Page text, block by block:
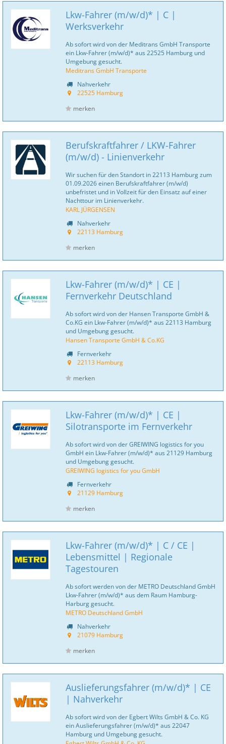
Lkw-Fahrer (m/w/d)* | C |
Werksverkehr
Ab sofort wird von der Meditrans GmbH Transporte
ein Lkw-Fahrer (m/w/d)* aus 22525 Hamburg und
Umgebung gesucht.
Meditrans GmbH Transporte
Nahverkehr
22525 Hamburg
merken
Berufskraftfahrer / LKW-Fahrer
(m/w/d) - Linienverkehr
Wir suchen für den Standort in 22113 Hamburg zum
01.09.2026 einen Berufskraftfahrer (m/w/d)
unbefristet und in Vollzeit für den Einsatz auf einer
Nachttour im Linienverkehr.
KARL JÜRGENSEN
Nahverkehr
22113 Hamburg
merken
Lkw-Fahrer (m/w/d)* | CE |
Fernverkehr Deutschland
Ab sofort wird von der Hansen Transporte GmbH &
Co.KG ein Lkw-Fahrer (m/w/d)* aus 22113 Hamburg
und Umgebung gesucht.
Hansen Transporte GmbH & Co.KG
Fernverkehr
22113 Hamburg
merken
Lkw-Fahrer (m/w/d)* | CE |
Silotransporte im Fernverkehr
Ab sofort wird von der GREIWING logistics for you
GmbH ein Lkw-Fahrer (m/w/d)* aus 21129 Hamburg
und Umgebung gesucht.
GREIWING logistics for you GmbH
Fernverkehr
21129 Hamburg
merken
Lkw-Fahrer (m/w/d)* | C / CE |
Lebensmittel | Regionale
Tagestouren
Ab sofort werden von der METRO Deutschland GmbH
Lkw-Fahrer (m/w/d)* aus dem Raum Hamburg-
Harburg gesucht.
METRO Deutschland GmbH
Nahverkehr
21079 Hamburg
merken
Auslieferungsfahrer (m/w/d)* | CE
| Nahverkehr
Ab sofort wird von der Egbert Wilts GmbH & Co. KG
ein Auslieferungsfahrer (m/w/d)* aus 22047
Hamburg und Umgebung gesucht.